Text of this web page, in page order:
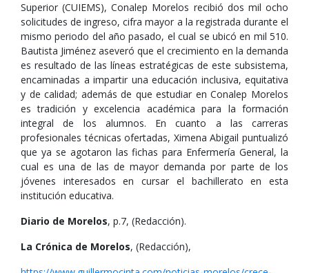
Superior (CUIEMS), Conalep Morelos recibió dos mil ocho
solicitudes de ingreso, cifra mayor a la registrada durante el
mismo periodo del año pasado, el cual se ubicó en mil 510.
Bautista Jiménez aseveró que el crecimiento en la demanda
es resultado de las líneas estratégicas de este subsistema,
encaminadas a impartir una educación inclusiva, equitativa
y de calidad; además de que estudiar en Conalep Morelos
es tradición y excelencia académica para la formación
integral de los alumnos. En cuanto a las carreras
profesionales técnicas ofertadas, Ximena Abigail puntualizó
que ya se agotaron las fichas para Enfermería General, la
cual es una de las de mayor demanda por parte de los
jóvenes interesados en cursar el bachillerato en esta
institución educativa.
Diario de Morelos, p.7, (Redacción).
La Crónica de Morelos, (Redacción),